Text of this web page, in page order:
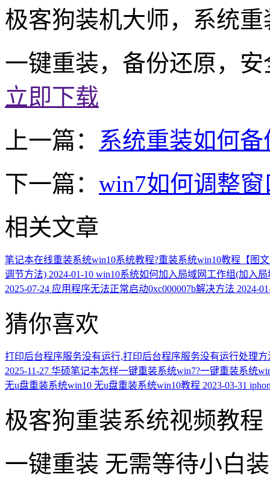
极客狗装机大师，系统
一键重装，备份还原，
立即下载
上一篇： 系统重装如何
下一篇： win7如何调整
相关文章
笔记本在线重装系统win10系统教程?重装系统win10教程【图
调节方法) 2024-01-10 win10系统如何加入局域网工作组(加入
2025-07-24 应用程序无法正常启动0xc000007b解决方法 2024-
猜你喜欢
打印后台程序服务没有运行,打印后台程序服务没有运行处理方
2025-11-27 华硕笔记本怎样一键重装系统win7?一键重装系统
无u盘重装系统win10 无u盘重装系统win10教程 2023-03-31
极客狗重装系统视频教程
一键重装 无需等待小白